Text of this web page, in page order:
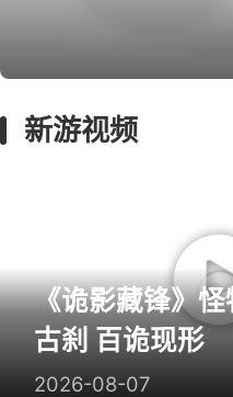
新游视频
《诡影藏锋》
古刹 百诡现形
2026-08-07